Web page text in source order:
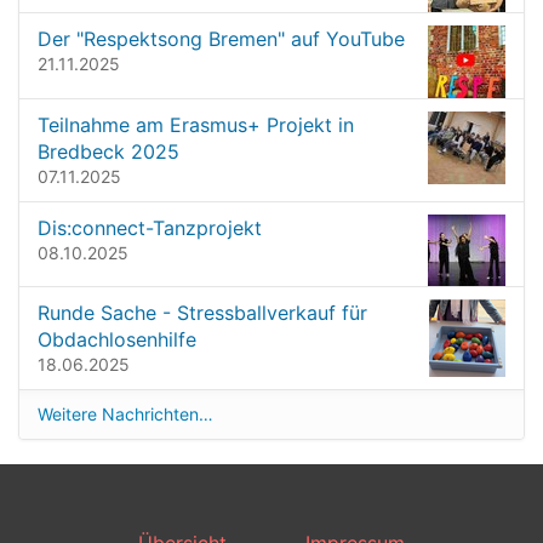
l
e
ö
ß
e
…
t
i
n
Der "Respektsong Bremen" auf YouTube
21.11.2025
Teilnahme am Erasmus+ Projekt in
Bredbeck 2025
07.11.2025
Dis:connect-Tanzprojekt
08.10.2025
Runde Sache - Stressballverkauf für
Obdachlosenhilfe
18.06.2025
Weitere Nachrichten…